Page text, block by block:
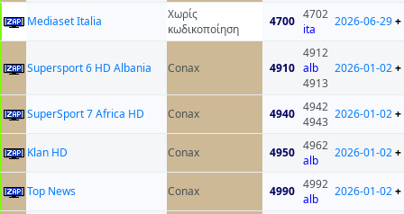
Mediaset Italia
Χωρίς
κωδικοποίηση
4700 4702
ita
2026-06-29+
Supersport 6 HD Albania Conax 4910
4912
alb
4913
2026-01-02+
SuperSport 7 Africa HD Conax 4940 4942
4943
2026-01-02+
Klan HD Conax 4950 4962
alb
2026-01-02+
Top News Conax 4990 4992
alb
2026-01-02+